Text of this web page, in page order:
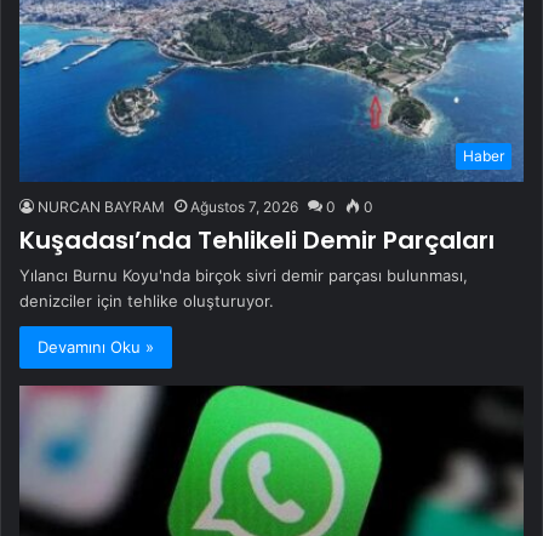
Haber
NURCAN BAYRAM Ağustos 7, 2026 0 0
Kuşadası’nda Tehlikeli Demir Parçaları
Yılancı Burnu Koyu'nda birçok sivri demir parçası bulunması,
denizciler için tehlike oluşturuyor.
Devamını Oku »